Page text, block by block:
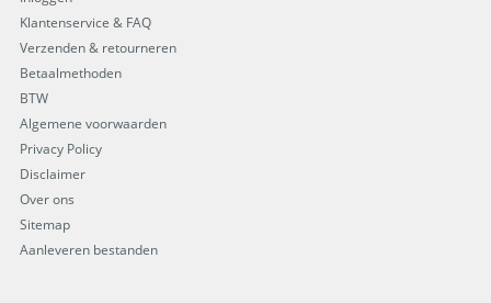
Klantenservice & FAQ
Verzenden & retourneren
Betaalmethoden
BTW
Algemene voorwaarden
Privacy Policy
Disclaimer
Over ons
Sitemap
Aanleveren bestanden